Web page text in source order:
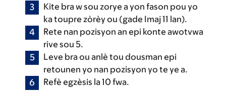
Kite bra w sou zorye a yon fason pou yo
ka toupre zòrèy ou (gade Imaj 11 lan).
Rete nan pozisyon an epi konte awotvwa
rive sou 5.
Leve bra ou anlè tou dousman epi
retounen yo nan pozisyon yo te ye a.
Refè egzèsis la 10 fwa.